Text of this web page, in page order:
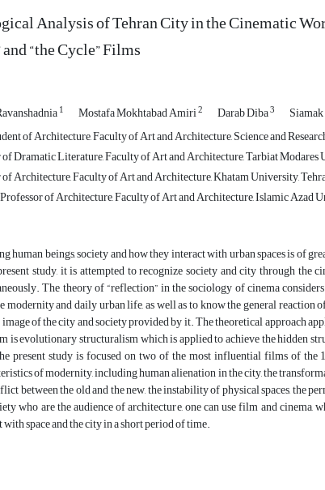
Analysis of Tehran City in the Cinematic
“the Cycle” Films
1 Mostafa Mokhtabad Amiri2 Darab Diba3
of Architecture, Faculty of Art and Architecture, Science and
Dramatic Literature, Faculty of Art and Architecture, Tarbiat Modares
Architecture, Faculty of Art and Architecture, Khatam University,
of Architecture, Faculty of Art and Architecture, Islamic Azad
human beings, society and how they interact with urban spaces is of
study, it is attempted to recognize society and city through
The theory of “reflection” in the sociology of cinema
modernity and daily urban life, as well as to know the general reaction
of the city and society provided by it. The theoretical approach
is evolutionary structuralism which is applied to achieve the hidden
present study is focused on two of the most influential films of the
of modernity, including human alienation in the city, the
between the old and the new, the instability of physical spaces, the
who are the audience of architecture, one can use film and
space and the city in a short period of time.